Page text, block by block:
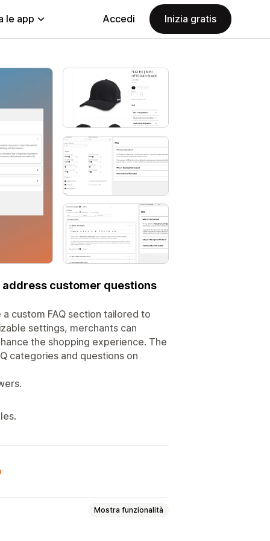
le app Accedi Inizia gratis
address customer questions
custom FAQ section tailored to
settings, merchants can
the shopping experience. The
categories and questions on
Mostra funzionalità